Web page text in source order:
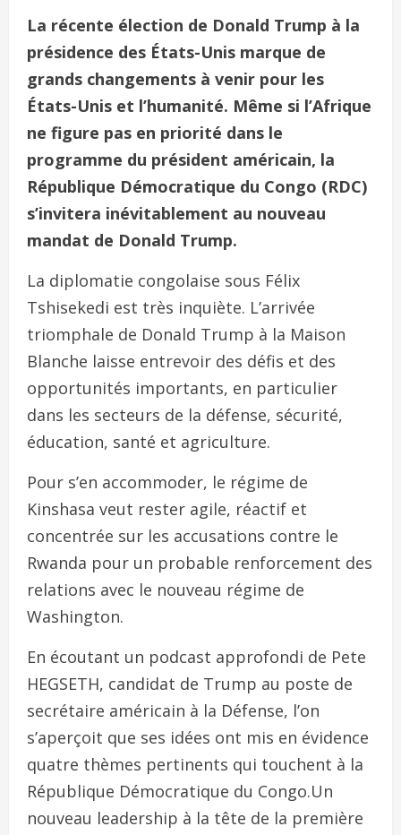
La récente élection de Donald Trump à la
présidence des États-Unis marque de
grands changements à venir pour les
États-Unis et l’humanité. Même si l’Afrique
ne figure pas en priorité dans le
programme du président américain, la
République Démocratique du Congo (RDC)
s’invitera inévitablement au nouveau
mandat de Donald Trump.
La diplomatie congolaise sous Félix
Tshisekedi est très inquiète. L’arrivée
triomphale de Donald Trump à la Maison
Blanche laisse entrevoir des défis et des
opportunités importants, en particulier
dans les secteurs de la défense, sécurité,
éducation, santé et agriculture.
Pour s’en accommoder, le régime de
Kinshasa veut rester agile, réactif et
concentrée sur les accusations contre le
Rwanda pour un probable renforcement des
relations avec le nouveau régime de
Washington.
En écoutant un podcast approfondi de Pete
HEGSETH, candidat de Trump au poste de
secrétaire américain à la Défense, l’on
s’aperçoit que ses idées ont mis en évidence
quatre thèmes pertinents qui touchent à la
République Démocratique du Congo.Un
nouveau leadership à la tête de la première